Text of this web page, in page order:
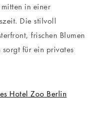
in einer
Die stilvoll
frischen Blumen
für ein privates